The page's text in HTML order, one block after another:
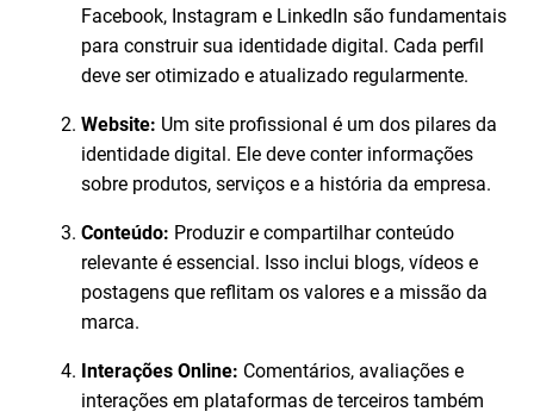
Facebook, Instagram e LinkedIn são fundamentais
para construir sua identidade digital. Cada perfil
deve ser otimizado e atualizado regularmente.
Website: Um site profissional é um dos pilares da
identidade digital. Ele deve conter informações
sobre produtos, serviços e a história da empresa.
Conteúdo: Produzir e compartilhar conteúdo
relevante é essencial. Isso inclui blogs, vídeos e
postagens que reflitam os valores e a missão da
marca.
Interações Online: Comentários, avaliações e
interações em plataformas de terceiros também